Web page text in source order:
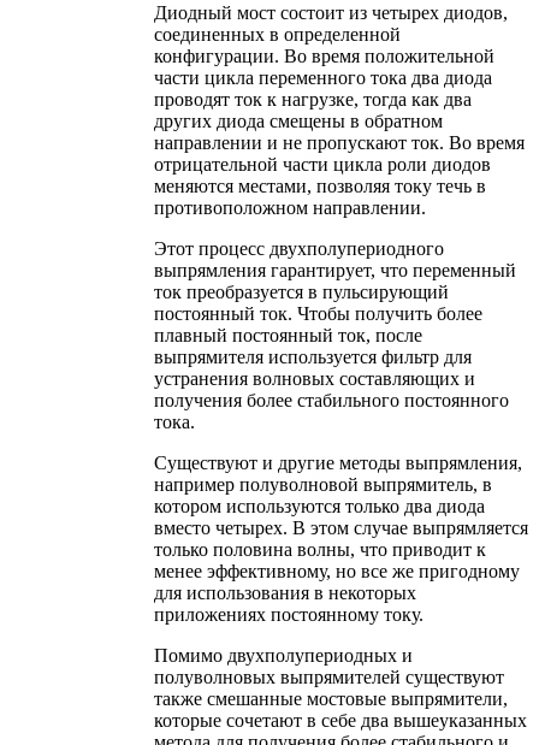
Диодный мост состоит из четырех диодов,
соединенных в определенной
конфигурации. Во время положительной
части цикла переменного тока два диода
проводят ток к нагрузке, тогда как два
других диода смещены в обратном
направлении и не пропускают ток. Во время
отрицательной части цикла роли диодов
меняются местами, позволяя току течь в
противоположном направлении.
Этот процесс двухполупериодного
выпрямления гарантирует, что переменный
ток преобразуется в пульсирующий
постоянный ток. Чтобы получить более
плавный постоянный ток, после
выпрямителя используется фильтр для
устранения волновых составляющих и
получения более стабильного постоянного
тока.
Существуют и другие методы выпрямления,
например полуволновой выпрямитель, в
котором используются только два диода
вместо четырех. В этом случае выпрямляется
только половина волны, что приводит к
менее эффективному, но все же пригодному
для использования в некоторых
приложениях постоянному току.
Помимо двухполупериодных и
полуволновых выпрямителей существуют
также смешанные мостовые выпрямители,
которые сочетают в себе два вышеуказанных